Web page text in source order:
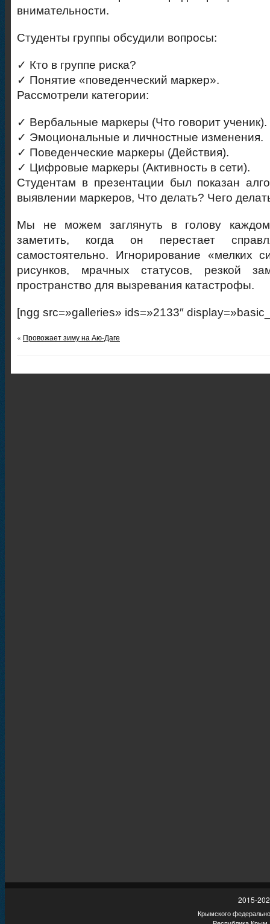
внимательности.
Студенты группы обсудили вопросы:
✓ Кто в группе риска?
✓ Понятие «поведенческий маркер».
Рассмотрели категории:
✓ Вербальные маркеры (Что говорит ученик).
✓ Эмоциональные и личностные изменения.
✓ Поведенческие маркеры (Действия).
✓ Цифровые маркеры (Активность в сети).
Студентам в презентации был показана
выявлении маркеров, Что делать? Чего
Мы не можем заглянуть в голову
заметить, когда он перестает
самостоятельно. Игнорирование «мелких
рисунков, мрачных статусов, резкой
пространство для вызревания катастрофы.
[ngg src=»galleries» ids=»2133″
« Провожает зиму на Аю-Даге
2015-
Крымского